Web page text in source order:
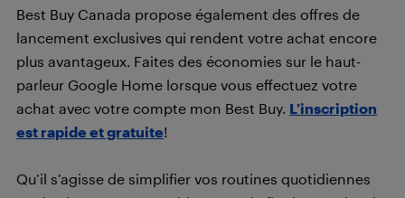
Best Buy Canada propose également des offres de
lancement exclusives qui rendent votre achat encore
plus avantageux. Faites des économies sur le haut-
parleur Google Home lorsque vous effectuez votre
achat avec votre compte mon Best Buy. L’inscription
est rapide et gratuite!
Qu’il s’agisse de simplifier vos routines quotidiennes